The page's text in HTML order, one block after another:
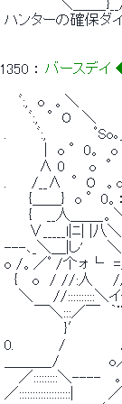
＼＿＿_}__/
ハンターの確保ダ
1350 ： バースデイ
ﾞ:,　o　。＼　　　　
ﾞ:,　°O　＼　　　
.　　　ﾞ:, 　 　 　 ﾟ
|　o °0。　o　
∧ 0　　 o　° 　
.　　 /__∧　°O　。
{＿＿}　o °0。
{　 __人＿＿_。
∨_____l|ﾆ| |八＼
---､_＼＿|し'　　 ＼
o /。／ﾟ /个ォ└　
{　 o　/ //:人　　
＼　　//::::::::::＼イ
￣＼:::／￣　｀
}′　 　 　 。
0.　　　　 /　　　　
＿＿＿_/　　　　　o
／:::::::::＼---- 　｡/
／:::::::::::::::::::|　　　